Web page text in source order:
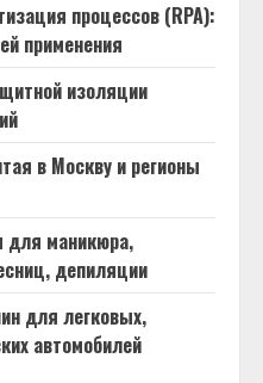
процессов (RPA):
применения
изоляции
в Москву и регионы
для маникюра,
депиляции
для легковых,
автомобилей